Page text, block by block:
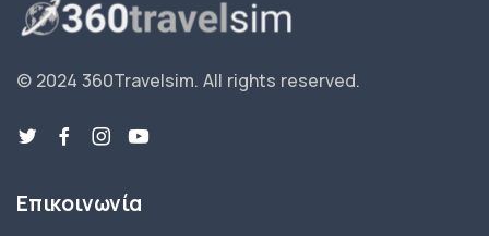
© 2024 360Travelsim. All rights reserved.
Επικοινωνία